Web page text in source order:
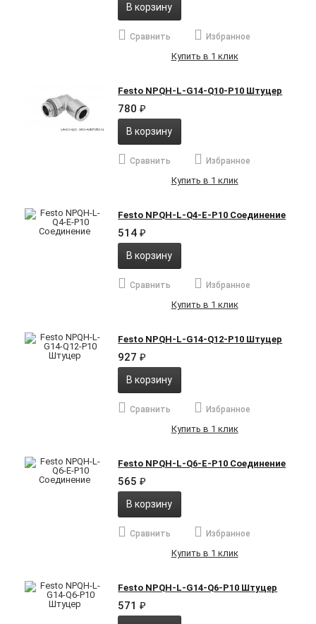
В корзину
Сравнить Избранное
Купить в 1 клик
Festo NPQH-L-G14-Q10-P10 Штуцер
780₽
В корзину
Сравнить Избранное
Купить в 1 клик
Festo NPQH-L-Q4-E-P10 Соединение
514₽
В корзину
Сравнить Избранное
Купить в 1 клик
Festo NPQH-L-G14-Q12-P10 Штуцер
927₽
В корзину
Сравнить Избранное
Купить в 1 клик
Festo NPQH-L-Q6-E-P10 Соединение
565₽
В корзину
Сравнить Избранное
Купить в 1 клик
Festo NPQH-L-G14-Q6-P10 Штуцер
571₽